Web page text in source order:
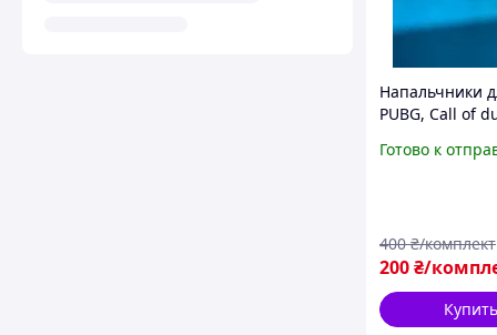
Напальчники
PUBG, Call of
пара ) и кейс
Готово к
200₴/
400 ₴/комплект